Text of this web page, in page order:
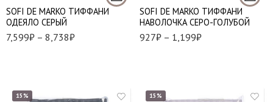
SOFI DE MARKO ТИФФАНИ
ОДЕЯЛО СЕРЫЙ
7,599₽ – 8,738₽
SOFI DE MARKO ТИФФАНИ
НАВОЛОЧКА СЕРО-ГОЛУБОЙ
927₽ – 1,199₽
15% 15%